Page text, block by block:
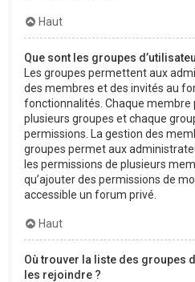
Haut
Que sont les groupes
Les groupes permettent aux
des membres et des invités au
fonctionnalités. Chaque membre
plusieurs groupes et chaque
permissions. La gestion des
groupes permet aux
les permissions de plusieurs
qu’ajouter des permissions de
accessible un forum privé.
Haut
Où trouver la liste des groupes
les rejoindre ?